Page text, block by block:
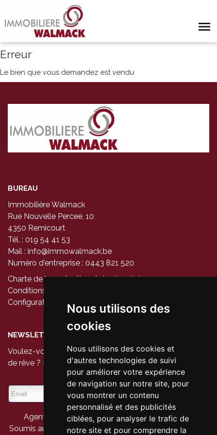
Nous utilisons des
cookies
Nous utilisons des cookies et
d'autres technologies de suivi
pour améliorer votre expérience
de navigation sur notre site, pour
vous montrer un contenu
personnalisé et des publicités
ciblées, pour analyser le trafic de
notre site et pour comprendre la
Erreur
Le bien que vous demandez est vendu
BUREAU
Immobilière Walmack
Rue Nouvelle Percee, 10
4350 Remicourt
Tél. : 019 54 41 53
Mail : info@immowalmack.be
Numéro d'entreprise : 0443 821 520
Charte de la protection de la vie privée
Conditions générales d'utilisation du site
Configuration des cookies
NEWSLETTER
Voulez-vous être le premier à voir les nouvelles maisons
de rêve ? Inscrivez-vous à notre newsletter aujourd'hui.
Agent immobilier agréé - Belgique - IPI 104 944
Soumis au code de déontologie suivantl'arrêté royal du